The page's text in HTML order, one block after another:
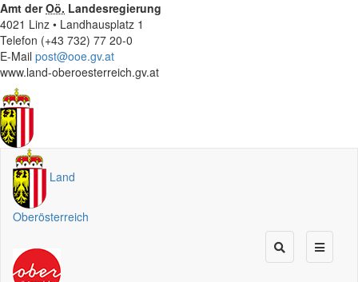
Amt derOö. Landesregierung
4021 Linz • Landhausplatz 1
Telefon (+43 732) 77 20-0
E-Mail post@ooe.gv.at
www.land-oberoesterreich.gv.at
Land
Oberösterreich